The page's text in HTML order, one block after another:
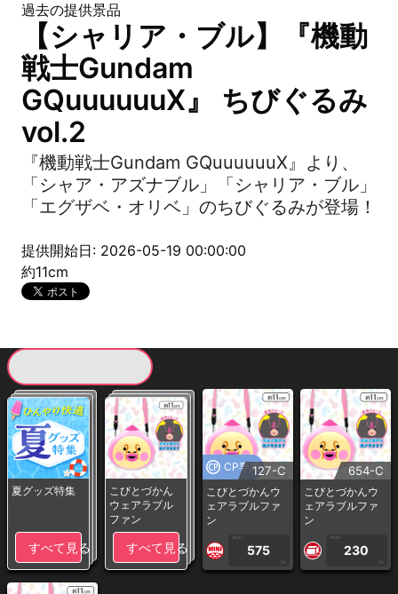
過去の提供景品
【シャリア・ブル】『機動
戦士Gundam
GQuuuuuuX』 ちびぐるみ
vol.2
『機動戦士Gundam GQuuuuuuX』より、
「シャア・アズナブル」「シャリア・ブル」
「エグザベ・オリベ」のちびぐるみが登場！
提供開始日: 2026-05-19 00:00:00
約11cm
夏グッズ特集
すべて見る
こびとづかん
ウェアラブル
ファン
すべて見る
CP専用127-C
こびとづかんウ
ェアラブルファ
ン
1PLAY
575
CP
654-C
こびとづかんウ
ェアラブルファ
ン
1PLAY
230
CP